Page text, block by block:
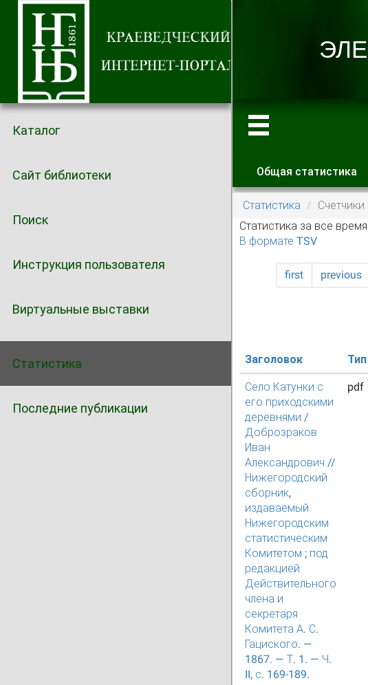
Каталог
Сайт библиотеки
Поиск
Инструкция пользователя
Виртуальные выставки
Статистика
Последние публикации
Главные
Общая статистика
Статистика
Статистика за все время
В формате TSV
first previous
Заголовок Тип
Село Катунки с
его приходскими
деревнями /
Доброзраков
Иван
Александрович //
Нижегородский
сборник,
издаваемый
Нижегородским
статистическим
Комитетом ; под
редакцией
Действительного
члена и
секретаря
Комитета А. С.
Гациского. —
1867. — Т. 1. — Ч.
II, с. 169-189.
pdf